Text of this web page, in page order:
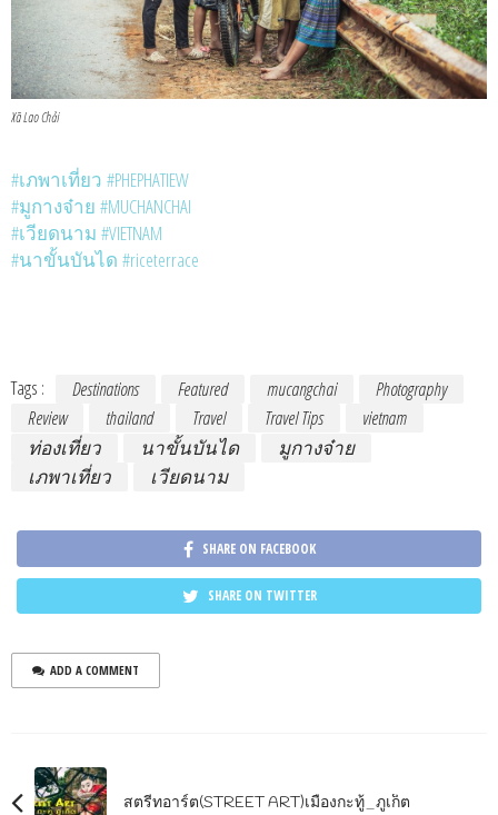
Xã Lao Chải
#เภพาเที่ยว #PHEPHATIEW
#มูกางจ๋าย #MUCHANCHAI
#เวียดนาม #VIETNAM
#นาขั้นบันได #riceterrace
Tags : Destinations Featured mucangchai
Photography
Review
thailand Travel Travel Tips
vietnam
ท่องเที่ยว
นาขั้นบันได
มูกางจ๋าย
เภพาเที่ยว
เวียดนาม
SHARE ON FACEBOOK
SHARE ON TWITTER
ADD A COMMENT
สตรีทอาร์ต(STREET ART)เมืองกะทู้_ภูเก็ต